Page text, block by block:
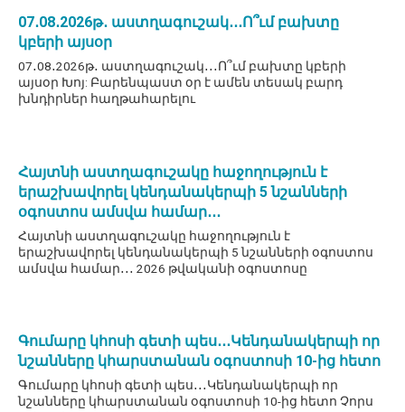
07․08․2026թ․ աստղագուշակ․․․Ո՞ւմ բախտը
կբերի այսօր
07․08․2026թ․ աստղագուշակ․․․Ո՞ւմ բախտը կբերի
այսօր Խոյ: Բարենպաստ օր է ամեն տեսակ բարդ
խնդիրներ հաղթահարելու
Հայտնի աստղագուշակը հաջողություն է
երաշխավորել կենդանակերպի 5 նշանների
օգոստոս ամսվա համար․․․
Հայտնի աստղագուշակը հաջողություն է
երաշխավորել կենդանակերպի 5 նշանների օգոստոս
ամսվա համար․․․ 2026 թվականի օգոստոսը
Գումարը կհոսի գետի պես․․․Կենդանակերպի որ
նշանները կհարստանան օգոստոսի 10-ից հետո
Գումարը կհոսի գետի պես․․․Կենդանակերպի որ
նշանները կհարստանան օգոստոսի 10-ից հետո Չորս